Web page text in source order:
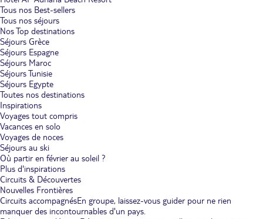
Tous nos Best-sellers
Tous nos séjours
Nos Top destinations
Séjours Grèce
Séjours Espagne
Séjours Maroc
Séjours Tunisie
Séjours Egypte
Toutes nos destinations
Inspirations
Voyages tout compris
Vacances en solo
Voyages de noces
Séjours au ski
Où partir en février au soleil ?
Plus d'inspirations
Circuits & Découvertes
Nouvelles Frontières
Circuits accompagnésEn groupe, laissez-vous guider pour ne rien
manquer des incontournables d'un pays.